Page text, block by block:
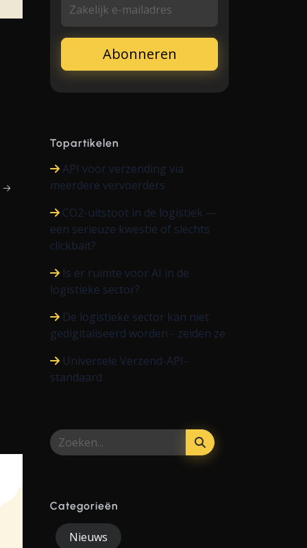
→
Zakelijk e-mailadres
Topartikelen
API voor verzending via
meerdere vervoerders
CO2-uitstoot in de logistiek —
een serieuze kwestie of slechts
clickbait?
Is er ruimte voor AI in de
logistieke sector?
De logistieke sector kan niet
gedigitaliseerd worden - zeiden ze
Universele Verzend-API-
standaard
Categorieën
Nieuws